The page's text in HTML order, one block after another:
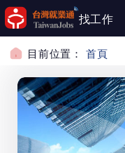
跳到主要內容
找工作
目前位置： 首頁